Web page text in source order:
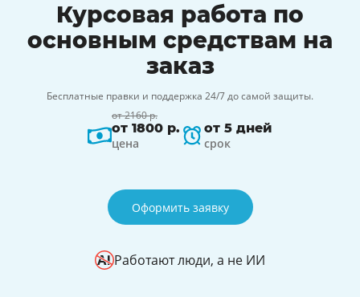
Курсовая работа по
основным средствам на
заказ
Бесплатные правки и поддержка 24/7 до самой защиты.
от 2160 р.
от 1800 р.
цена
от 5 дней
срок
Оформить заявку
Работают люди, а не ИИ